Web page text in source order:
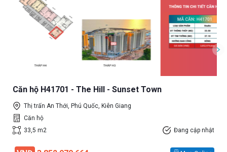
Căn hộ H41701 - The Hill - Sunset Town
Thị trấn An Thới, Phú Quốc, Kiên Giang
Căn hộ
33,5 m2
Đang cập nhật